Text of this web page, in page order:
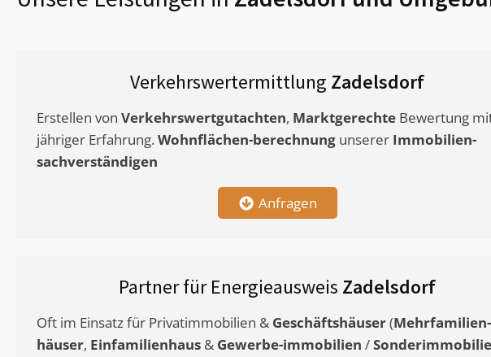
Verkehrswertermittlung Zadelsdorf
Erstellen von Verkehrswertgutachten, Marktgerechte Bewertung
jähriger Erfahrung. Wohnflächen-berechnung unserer Immobilien-
sachverständigen
Anfragen
Partner für Energieausweis Zadelsdorf
Oft im Einsatz für Privatimmobilien & Geschäftshäuser(Mehrfamilien-
häuser, Einfamilienhaus & Gewerbe-immobilien /